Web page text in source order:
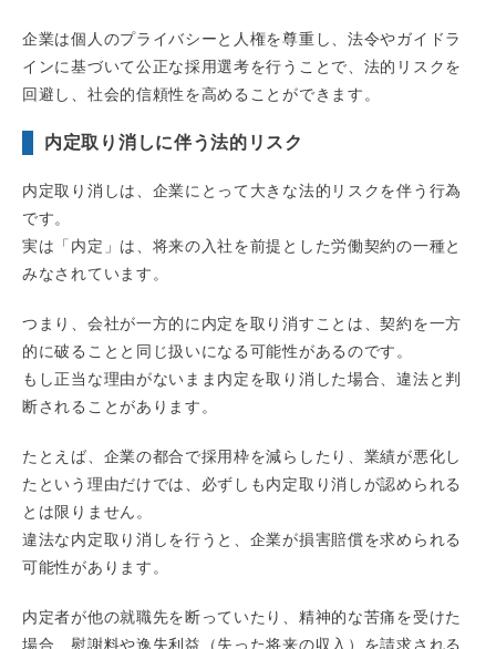
企業は個人のプライバシーと人権を尊重し、法令やガイドラ
インに基づいて公正な採用選考を行うことで、法的リスクを
回避し、社会的信頼性を高めることができます。
内定取り消しに伴う法的リスク
内定取り消しは、企業にとって大きな法的リスクを伴う行為
です。
実は「内定」は、将来の入社を前提とした労働契約の一種と
みなされています。
つまり、会社が一方的に内定を取り消すことは、契約を一方
的に破ることと同じ扱いになる可能性があるのです。
もし正当な理由がないまま内定を取り消した場合、違法と判
断されることがあります。
たとえば、企業の都合で採用枠を減らしたり、業績が悪化し
たという理由だけでは、必ずしも内定取り消しが認められる
とは限りません。
違法な内定取り消しを行うと、企業が損害賠償を求められる
可能性があります。
内定者が他の就職先を断っていたり、精神的な苦痛を受けた
場合、慰謝料や逸失利益（失った将来の収入）を請求される